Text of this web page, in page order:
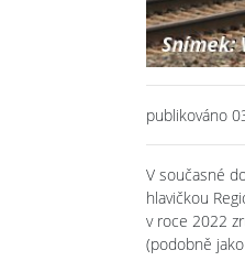
publikováno
V současné
hlavičkou
v roce 2022
(podobně